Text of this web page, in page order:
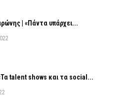
| «Πάντα υπάρχει...
talent shows και τα social...